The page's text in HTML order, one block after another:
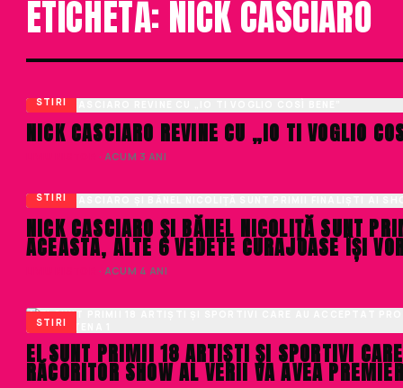
ETICHETĂ: NICK CASCIARO
STIRI
NICK CASCIARO REVINE CU „IO TI VOGLIO
· ACUM 3 ANI
STIRI
NICK CASCIARO ȘI BĂNEL NICOLIȚĂ SUNT
ACEASTA, ALTE 6 VEDETE CURAJOASE ÎȘI
· ACUM 4 ANI
STIRI
EI SUNT PRIMII 18 ARTIȘTI ȘI SPORTIVI
RĂCORITOR SHOW AL VERII VA AVEA